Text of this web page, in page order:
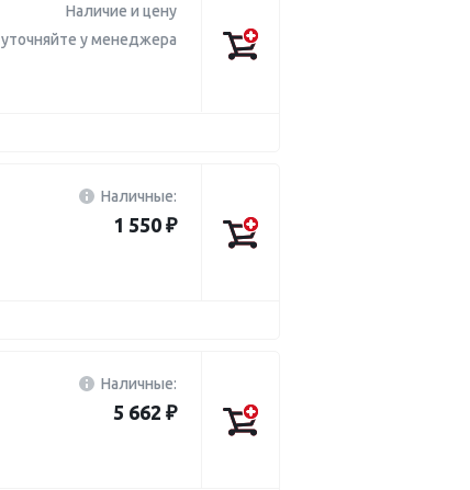
Наличие и цену
уточняйте у менеджера
Наличные:
1 550 ₽
Наличные:
5 662 ₽